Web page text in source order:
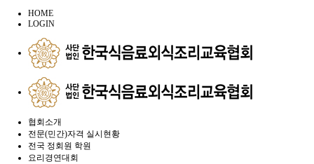
HOME
LOGIN
협회소개
전문(민간)자격 실시현황
전국 정회원 학원
요리경연대회